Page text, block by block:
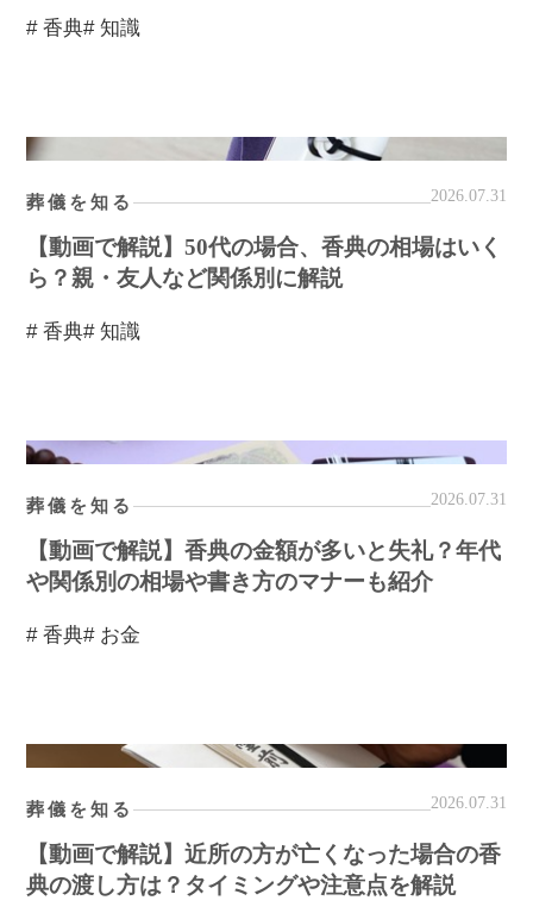
# 香典# 知識
葬儀を知る 2026.07.31
【動画で解説】50代の場合、香典の相場はいく
ら？親・友人など関係別に解説
# 香典# 知識
葬儀を知る 2026.07.31
【動画で解説】香典の金額が多いと失礼？年代
や関係別の相場や書き方のマナーも紹介
# 香典# お金
葬儀を知る 2026.07.31
【動画で解説】近所の方が亡くなった場合の香
典の渡し方は？タイミングや注意点を解説